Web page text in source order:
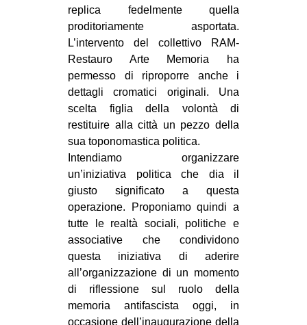
replica fedelmente quella
proditoriamente asportata.
L’intervento del collettivo RAM-
Restauro Arte Memoria ha
permesso di riproporre anche i
dettagli cromatici originali. Una
scelta figlia della volontà di
restituire alla città un pezzo della
sua toponomastica politica.
Intendiamo organizzare
un’iniziativa politica che dia il
giusto significato a questa
operazione. Proponiamo quindi a
tutte le realtà sociali, politiche e
associative che condividono
questa iniziativa di aderire
all’organizzazione di un momento
di riflessione sul ruolo della
memoria antifascista oggi, in
occasione dell’inaugurazione della